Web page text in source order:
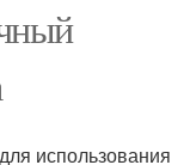
использования